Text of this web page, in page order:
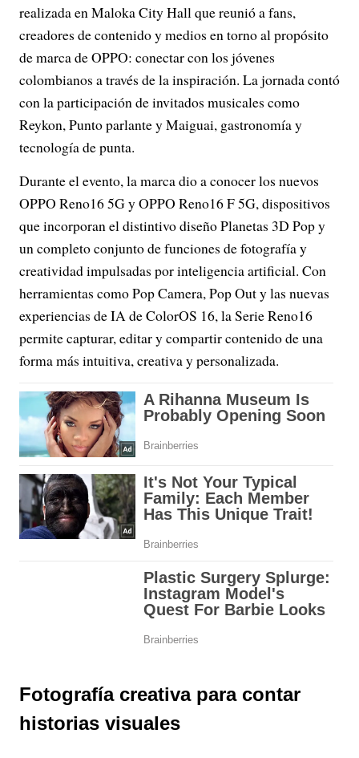
realizada en Maloka City Hall que reunió a fans,
creadores de contenido y medios en torno al propósito
de marca de OPPO: conectar con los jóvenes
colombianos a través de la inspiración. La jornada contó
con la participación de invitados musicales como
Reykon, Punto parlante y Maiguai, gastronomía y
tecnología de punta.
Durante el evento, la marca dio a conocer los nuevos
OPPO Reno16 5G y OPPO Reno16 F 5G, dispositivos
que incorporan el distintivo diseño Planetas 3D Pop y
un completo conjunto de funciones de fotografía y
creatividad impulsadas por inteligencia artificial. Con
herramientas como Pop Camera, Pop Out y las nuevas
experiencias de IA de ColorOS 16, la Serie Reno16
permite capturar, editar y compartir contenido de una
forma más intuitiva, creativa y personalizada.
Fotografía creativa para contar
historias visuales